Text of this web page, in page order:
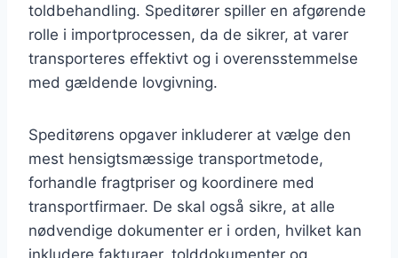
toldbehandling. Speditører spiller en afgørende
rolle i importprocessen, da de sikrer, at varer
transporteres effektivt og i overensstemmelse
med gældende lovgivning.
Speditørens opgaver inkluderer at vælge den
mest hensigtsmæssige transportmetode,
forhandle fragtpriser og koordinere med
transportfirmaer. De skal også sikre, at alle
nødvendige dokumenter er i orden, hvilket kan
inkludere fakturaer, tolddokumenter og